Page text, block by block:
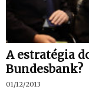
A estratégia
Bundesbank?
01/12/2013